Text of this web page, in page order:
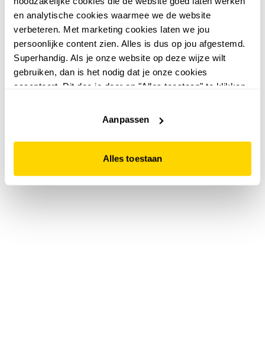
en analytische cookies waarmee we de website
verbeteren. Met marketing cookies laten we jou
persoonlijke content zien. Alles is dus op jou afgestemd.
Superhandig. Als je onze website op deze wijze wilt
gebruiken, dan is het nodig dat je onze cookies
accepteert. Dit doe je door op "Alles toestaan" te klikken.
website niet optimaal functioneert.
Aanpassen
Alles toestaan